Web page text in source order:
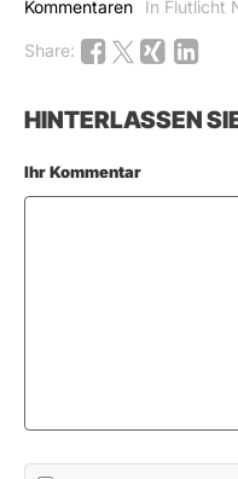
Kommentaren In Flutlicht
Share:
HINTERLASSEN
Ihr Kommentar